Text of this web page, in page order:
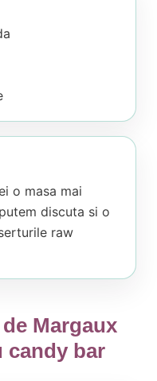
o masa mai
discuta si o
raw
Margaux
candy bar